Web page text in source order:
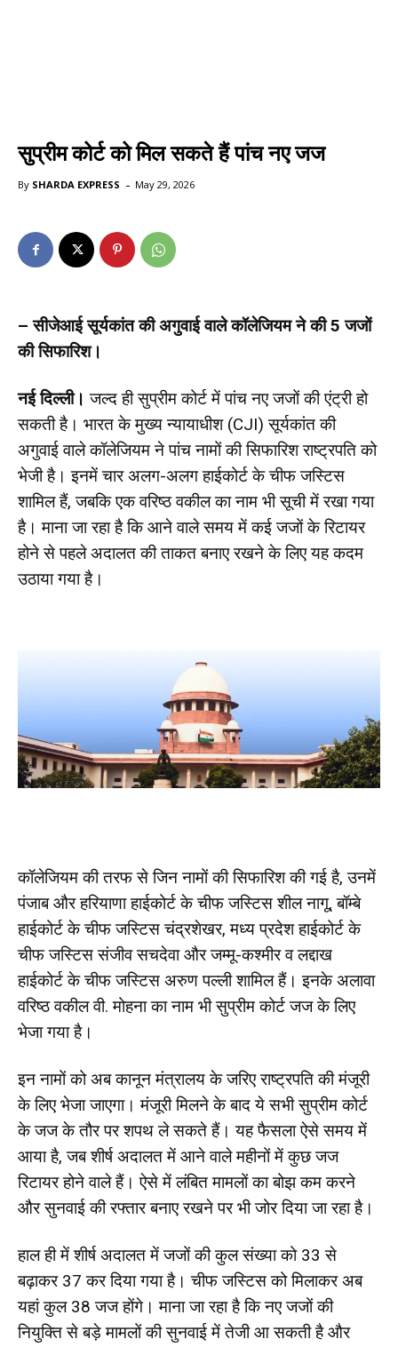
सुप्रीम कोर्ट को मिल सकते हैं पांच नए जज
By SHARDA EXPRESS - May 29, 2026
– सीजेआई सूर्यकांत की अगुवाई वाले कॉलेजियम ने की 5 जजों
की सिफारिश।
नई दिल्ली।जल्द ही सुप्रीम कोर्ट में पांच नए जजों की एंट्री हो
सकती है। भारत के मुख्य न्यायाधीश (CJI) सूर्यकांत की
अगुवाई वाले कॉलेजियम ने पांच नामों की सिफारिश राष्ट्रपति को
भेजी है। इनमें चार अलग-अलग हाईकोर्ट के चीफ जस्टिस
शामिल हैं, जबकि एक वरिष्ठ वकील का नाम भी सूची में रखा गया
है। माना जा रहा है कि आने वाले समय में कई जजों के रिटायर
होने से पहले अदालत की ताकत बनाए रखने के लिए यह कदम
उठाया गया है।
कॉलेजियम की तरफ से जिन नामों की सिफारिश की गई है, उनमें
पंजाब और हरियाणा हाईकोर्ट के चीफ जस्टिस शील नागू, बॉम्बे
हाईकोर्ट के चीफ जस्टिस चंद्रशेखर, मध्य प्रदेश हाईकोर्ट के
चीफ जस्टिस संजीव सचदेवा और जम्मू-कश्मीर व लद्दाख
हाईकोर्ट के चीफ जस्टिस अरुण पल्ली शामिल हैं। इनके अलावा
वरिष्ठ वकील वी. मोहना का नाम भी सुप्रीम कोर्ट जज के लिए
भेजा गया है।
इन नामों को अब कानून मंत्रालय के जरिए राष्ट्रपति की मंजूरी
के लिए भेजा जाएगा। मंजूरी मिलने के बाद ये सभी सुप्रीम कोर्ट
के जज के तौर पर शपथ ले सकते हैं। यह फैसला ऐसे समय में
आया है, जब शीर्ष अदालत में आने वाले महीनों में कुछ जज
रिटायर होने वाले हैं। ऐसे में लंबित मामलों का बोझ कम करने
और सुनवाई की रफ्तार बनाए रखने पर भी जोर दिया जा रहा है।
हाल ही में शीर्ष अदालत में जजों की कुल संख्या को 33 से
बढ़ाकर 37 कर दिया गया है। चीफ जस्टिस को मिलाकर अब
यहां कुल 38 जज होंगे। माना जा रहा है कि नए जजों की
नियुक्ति से बड़े मामलों की सुनवाई में तेजी आ सकती है और